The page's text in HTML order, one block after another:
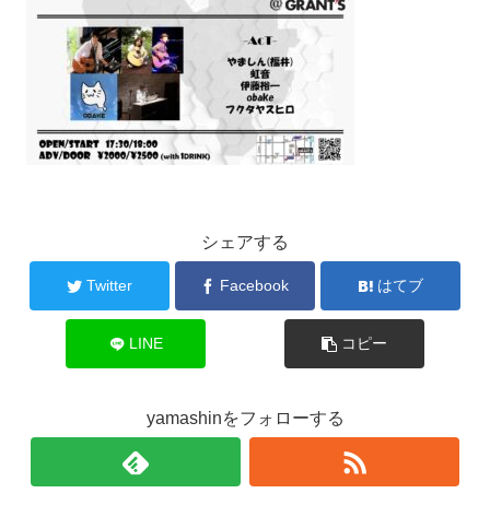
シェアする
Twitter Facebook はてブ
LINE コピー
yamashinをフォローする